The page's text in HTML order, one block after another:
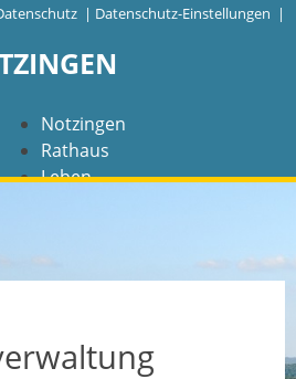
| Datenschutz-Einstellungen |
Notzingen
Rathaus
Leben
NAVIGATION